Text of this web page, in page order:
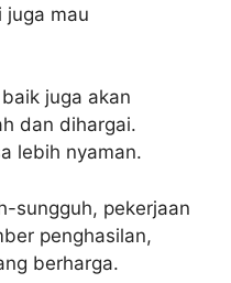
juga mau
juga akan
dan dihargai.
lebih nyaman.
sungguh, pekerjaan
penghasilan,
berharga.